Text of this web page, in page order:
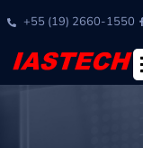
+55 (19) 2660-1550